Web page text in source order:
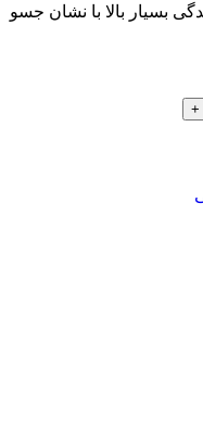
روانکنندگی بسیار بالا با نشان جسو